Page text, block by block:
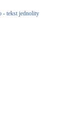
- tekst jednolity